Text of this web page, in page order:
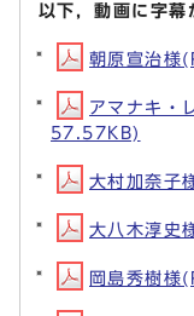
以下，動画に字幕
朝原宣治様
アマナキ・
57.57KB)
大村加奈子
大八木淳史
岡島秀樹